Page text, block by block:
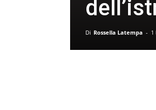
Di Rossella Latempa - 1